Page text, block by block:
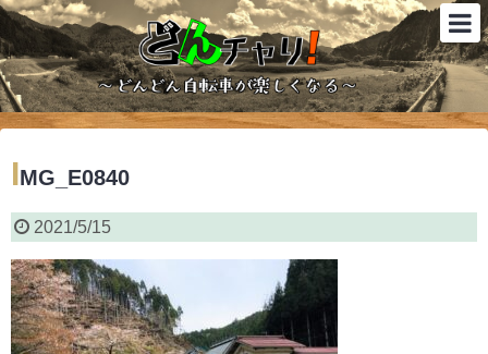
IMG_E0840
2021/5/15